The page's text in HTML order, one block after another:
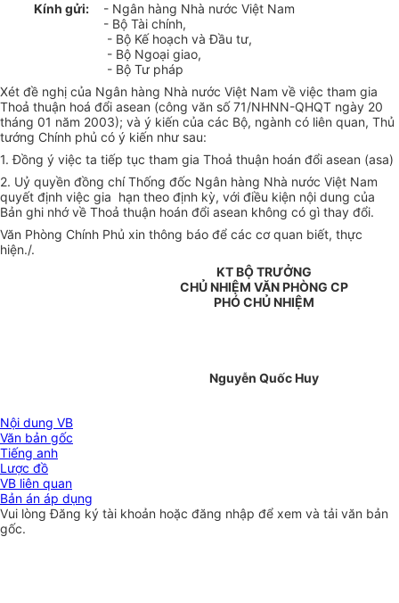
Kính gửi:
- Ngân hàng Nhà nước Việt Nam
- Bộ Tài chính,
- Bộ Kế hoạch và Đầu tư,
- Bộ Ngoại giao,
- Bộ Tư pháp
Xét đề nghị của Ngân hàng Nhà nước Việt Nam về việc tham gia
Thoả thuận hoá đổi asean (công văn số 71/NHNN-QHQT ngày 20
tháng 01 năm 2003); và ý kiến của các Bộ, ngành có liên quan, Thủ
tướng Chính phủ có ý kiến như sau:
1. Đồng ý việc ta tiếp tục tham gia Thoả thuận hoán đổi asean (asa)
2. Uỷ quyền đồng chí Thống đốc Ngân hàng Nhà nước Việt Nam
quyết định việc gia hạn theo định kỳ, với điều kiện nội dung của
Bản ghi nhớ về Thoả thuận hoán đổi asean không có gì thay đổi.
Văn Phòng Chính Phủ xin thông báo để các cơ quan biết, thực
hiện./.
KT BỘ TRƯỞNG
CHỦ NHIỆM VĂN PHÒNG CP
PHÓ CHỦ NHIỆM
Nguyễn Quốc Huy
Nội dung VB
Văn bản gốc
Tiếng anh
Lược đồ
VB liên quan
Bản án áp dụng
Vui lòngĐăng ký tài khoản hoặc đăng nhập để xem và tải văn bản
gốc.